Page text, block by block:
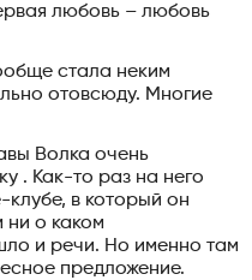
любовь – любовь
стала неким
отовсюду. Многие
Волка очень
. Как-то раз на него
в который он
ни о каком
и речи. Но именно там
предложение.